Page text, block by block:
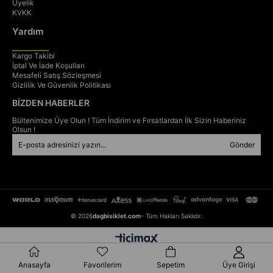
⚙️
Ürün Özellikleri
Kadro:Alüminyum, 1.1/8”
Maşa:Çelik, 1.1/8”
Arka Aktarıcı:Shimano Tourney TY300
Krank:Shimano TY301 – 42x34x24T
Ruble:Shimano TZ31 – 14-34T
Fren:Alüminyum V-Fren
Üyelik
KVKK
Yardım
Kargo Takibi
İptal Ve İade Koşulları
Mesafeli Satış Sözleşmesi
Gizlilik Ve Güvenlik Politikası
BİZDEN HABERLER
Bültenimize Üye Olun ! Tüm İndirim ve Fırsatlardan İlk Sizin Haberiniz
Olsun !
Gönder
© 2026dagbisiklet.com- Tüm Hakları Saklıdır.
Anasayfa Favorilerim Sepetim Üye Girişi